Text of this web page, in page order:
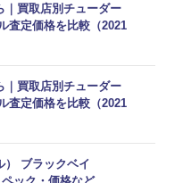
｜買取店別チューダー
査定価格を比較（2021
｜買取店別チューダー
査定価格を比較（2021
） ブラックベイ